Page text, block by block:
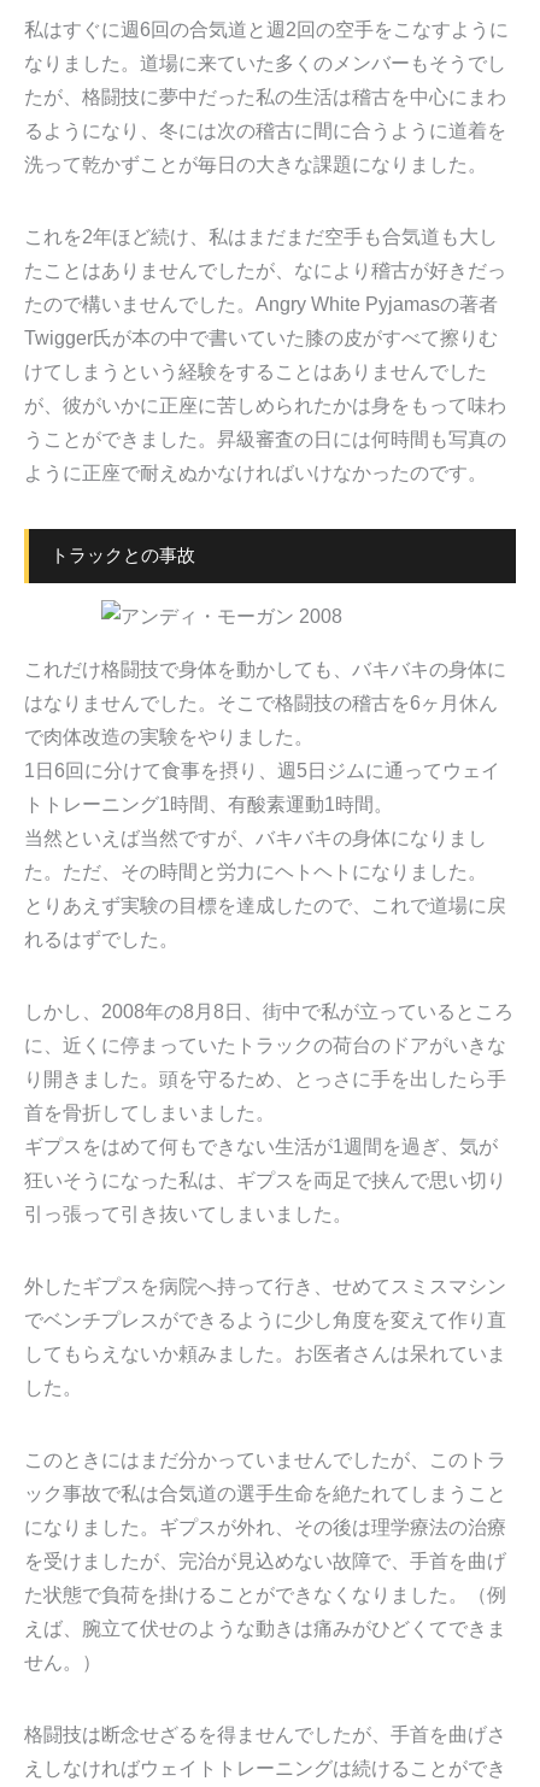
私はすぐに週6回の合気道と週2回の空手をこなすように
なりました。道場に来ていた多くのメンバーもそうでし
たが、格闘技に夢中だった私の生活は稽古を中心にまわ
るようになり、冬には次の稽古に間に合うように道着を
洗って乾かずことが毎日の大きな課題になりました。
これを2年ほど続け、私はまだまだ空手も合気道も大し
たことはありませんでしたが、なにより稽古が好きだっ
たので構いませんでした。Angry White Pyjamasの著者
Twigger氏が本の中で書いていた膝の皮がすべて擦りむ
けてしまうという経験をすることはありませんでした
が、彼がいかに正座に苦しめられたかは身をもって味わ
うことができました。昇級審査の日には何時間も写真の
ように正座で耐えぬかなければいけなかったのです。
トラックとの事故
これだけ格闘技で身体を動かしても、バキバキの身体に
はなりませんでした。そこで格闘技の稽古を6ヶ月休ん
で肉体改造の実験をやりました。
1日6回に分けて食事を摂り、週5日ジムに通ってウェイ
トトレーニング1時間、有酸素運動1時間。
当然といえば当然ですが、バキバキの身体になりまし
た。ただ、その時間と労力にヘトヘトになりました。
とりあえず実験の目標を達成したので、これで道場に戻
れるはずでした。
しかし、2008年の8月8日、街中で私が立っているところ
に、近くに停まっていたトラックの荷台のドアがいきな
り開きました。頭を守るため、とっさに手を出したら手
首を骨折してしまいました。
ギプスをはめて何もできない生活が1週間を過ぎ、気が
狂いそうになった私は、ギプスを両足で挟んで思い切り
引っ張って引き抜いてしまいました。
外したギプスを病院へ持って行き、せめてスミスマシン
でベンチプレスができるように少し角度を変えて作り直
してもらえないか頼みました。お医者さんは呆れていま
した。
このときにはまだ分かっていませんでしたが、このトラ
ック事故で私は合気道の選手生命を絶たれてしまうこと
になりました。ギプスが外れ、その後は理学療法の治療
を受けましたが、完治が見込めない故障で、手首を曲げ
た状態で負荷を掛けることができなくなりました。（例
えば、腕立て伏せのような動きは痛みがひどくてできま
せん。）
格闘技は断念せざるを得ませんでしたが、手首を曲げさ
えしなければウェイトトレーニングは続けることができ